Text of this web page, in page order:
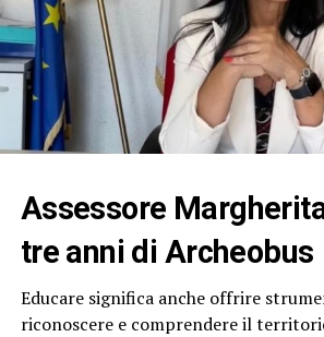
Assessore
tre anni di Archeobus
Educare significa anche offrire
riconoscere e comprendere il